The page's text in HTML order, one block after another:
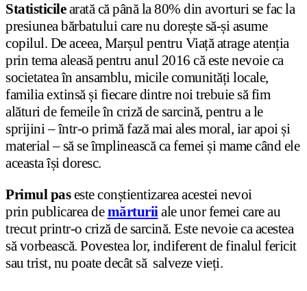
Statisticilearată că până la 80% din avorturi se fac la
presiunea bărbatului care nu dorește să-și asume
copilul. De aceea, Marșul pentru Viață atrage atenția
prin tema aleasă pentru anul 2016 că este nevoie ca
societatea în ansamblu, micile comunități locale,
familia extinsă și fiecare dintre noi trebuie să fim
alături de femeile în criză de sarcină, pentru a le
sprijini – într-o primă fază mai ales moral, iar apoi și
material – să se împlinească ca femei și mame când ele
aceasta își doresc.
Primul paseste conștientizarea acestei nevoi
prin publicarea demărturiiale unor femei care au
trecut printr-o criză de sarcină. Este nevoie ca acestea
să vorbească. Povestea lor, indiferent de finalul fericit
sau trist, nu poate decât să salveze vieți.